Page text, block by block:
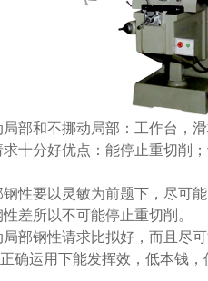
和不挪动局部：工作台，
十分好优点：能停止重切削
要以灵敏为前题下，尽可
差所以不可能停止重切削。
钢性请求比拟好，而且尽
确运用下能发挥效，低本钱